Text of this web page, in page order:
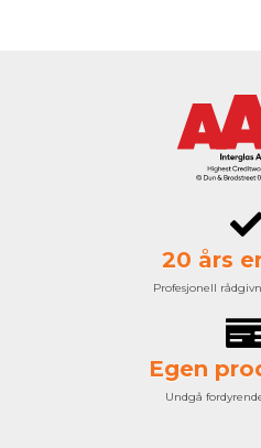
20 års
Profesjonell
Egen
Undgå